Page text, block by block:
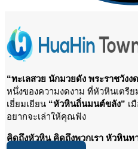
“ทะเลสวย นักมวยดัง พระราชวังง
หนึ่งของความงดงาม ที่หัวหินเตรี
เยี่ยมเยียน “หัวหินถิ่นมนต์ขลัง” เ
อยากจะเล่าให้คุณฟัง
คิดถึงหัวหิน คิดถึงพวกเรา หัวหินท